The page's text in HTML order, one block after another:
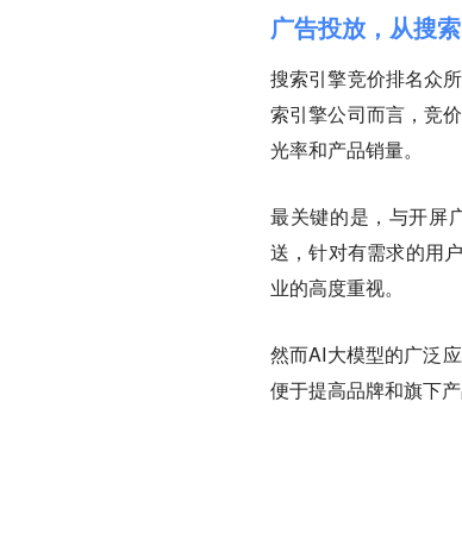
广告投放，从搜
搜索引擎竞价排名众
索引擎公司而言，竞
光率和产品销量。
最关键的是，与开屏
送，针对有需求的用
业的高度重视。
然而AI大模型的广泛
便于提高品牌和旗下